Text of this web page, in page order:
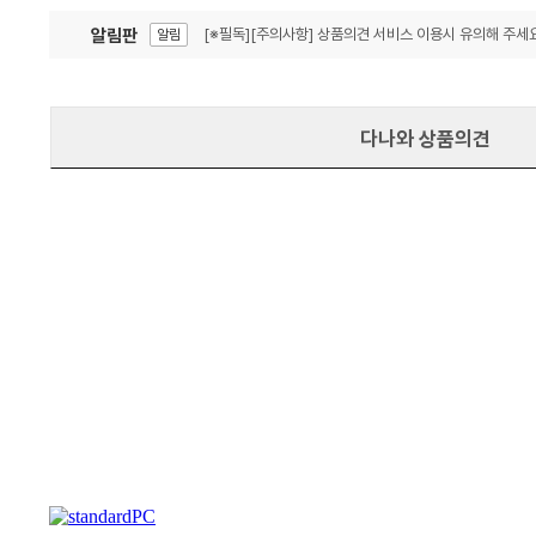
알림판 알림 [※필독][주의사항] 상품의견 서비스 이용시 유의해 주세
다나와 상품의견